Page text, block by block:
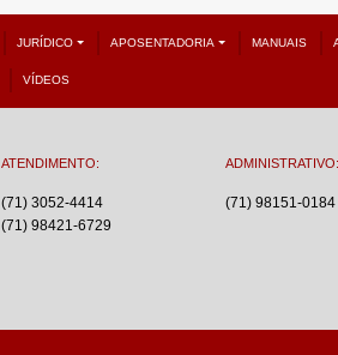
JURÍDICO APOSENTADORIA MANUAIS
VÍDEOS
ATENDIMENTO:
(71) 3052-4414
(71) 98421-6729
ADMINISTRATIVO:
(71) 98151-0184